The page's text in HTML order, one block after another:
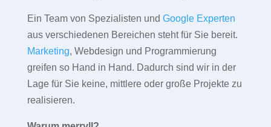
Ein Team von Spezialisten und Google Experten
aus verschiedenen Bereichen steht für Sie bereit.
Marketing, Webdesign und Programmierung
greifen so Hand in Hand. Dadurch sind wir in der
Lage für Sie keine, mittlere oder große Projekte zu
realisieren.